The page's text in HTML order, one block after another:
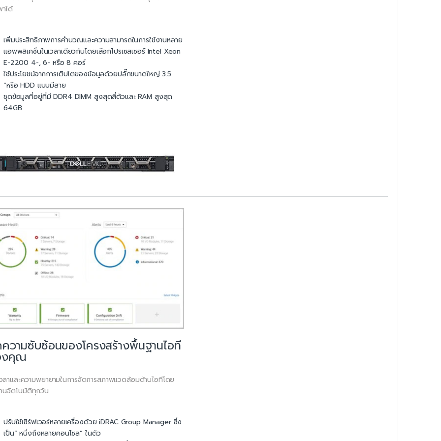
ได้
เพิ่มประสิทธิภาพการคำนวณและความสามารถในการใช้งานหลาย
แอพพลิเคชั่นในเวลาเดียวกันโดยเลือกโปรเซสเซอร์ Intel Xeon
E-2200 4-, 6- หรือ 8 คอร์
ใช้ประโยชน์จากการเติบโตของข้อมูลด้วยปลั๊กขนาดใหญ่ 3.5
“หรือ HDD แบบมีสาย
ชุดข้อมูลที่อยู่ที่มี DDR4 DIMM สูงสุดสี่ตัวและ RAM สูงสุด
64GB
วามซับซ้อนของโครงสร้างพื้นฐานไอที
คุณ
ลาและความพยายามในการจัดการสภาพแวดล้อมด้านไอทีโดย
นอัตโนมัติทุกวัน
ปรับใช้เซิร์ฟเวอร์หลายเครื่องด้วย iDRAC Group Manager ซึ่ง
เป็น“ หนึ่งถึงหลายคอนโซล” ในตัว